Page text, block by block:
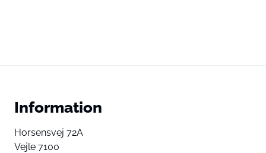
Information
Horsensvej 72A
Vejle 7100